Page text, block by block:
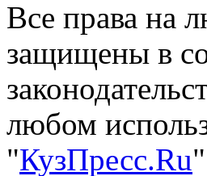
Все права на
защищены в
любом
"КузПресс.Ru